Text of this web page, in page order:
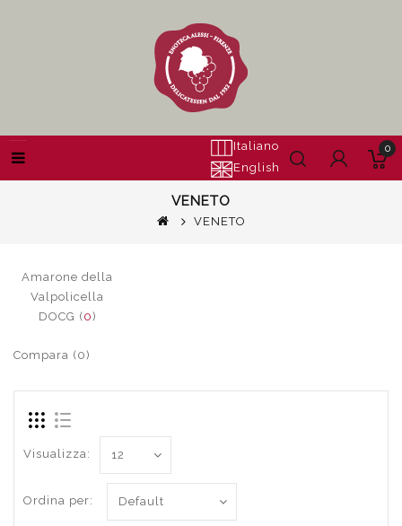
Italiano
English
0
VENETO
VENETO
Amarone della
Valpolicella
DOCG (0)
Compara (0)
Visualizza:
Ordina per: